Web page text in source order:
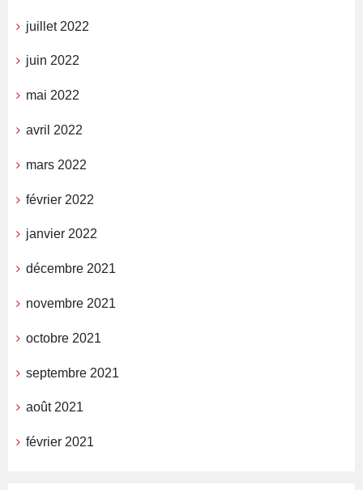
juillet 2022
juin 2022
mai 2022
avril 2022
mars 2022
février 2022
janvier 2022
décembre 2021
novembre 2021
octobre 2021
septembre 2021
août 2021
février 2021